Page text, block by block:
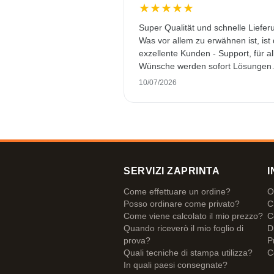
★★★★★
Super Qualität und schnelle
Was vor allem zu erwähnen ist, ist
exzellente Kunden - Support, für
Wünsche werden sofort Lösungen
gefunden. Keine KI Gespräche.
10/07/2026
SERVIZI ZAPRINTA
Come effettuare un ordine?
Posso ordinare come privato?
Come viene calcolato il mio prezzo?
Quando riceverò il mio foglio di
prova?
Quali tecniche di stampa utilizza?
In quali paesi consegnate?